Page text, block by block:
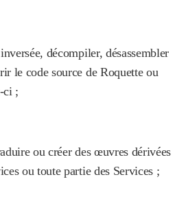
décompiler, désassembler
le code source de Roquette ou
ci ;
ou créer des œuvres dérivées
ou toute partie des Services ;